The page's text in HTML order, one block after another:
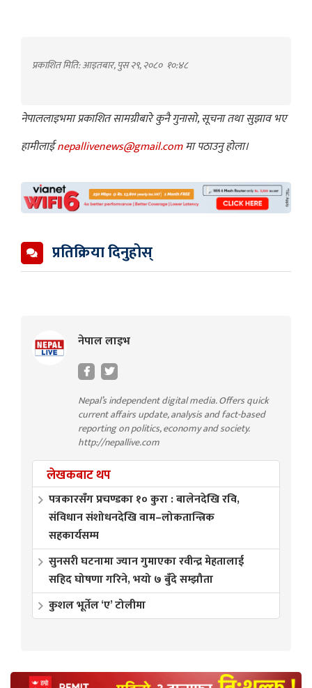
प्रकाशित मिति: आइतबार, पुस २९, २०८० १०:४८
नेपाललाइभमा प्रकाशित सामग्रीबारे कुनै गुनासो, सूचना तथा सुझाव भए
हामीलाईnepallivenews@gmail.comमा पठाउनु होला।
प्रतिक्रिया दिनुहोस्
नेपाल लाइभ
Nepal’s independent digital media. Offers quick
current affairs update, analysis and fact-based
reporting on politics, economy and society.
http://nepallive.com
लेखकबाट थप
पत्रकारसँग प्रचण्डका १० कुरा : बालेनदेखि रवि,
संविधान संशोधनदेखि वाम–लोकतान्त्रिक
सहकार्यसम्म
सुनसरी घटनामा ज्यान गुमाएका रवीन्द्र मेहतालाई
सहिद घोषणा गरिने, भयो ७ बुँदे सम्झौता
कुशल भूर्तेल ‘ए’ टोलीमा